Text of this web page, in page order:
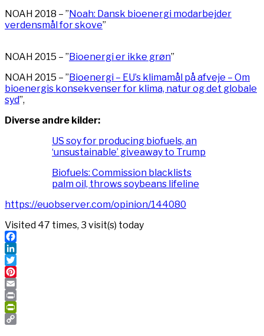
NOAH 2018 – ” Noah: Dansk bioenergi modarbejder
verdensmål for skove”
NOAH 2015 – ” Bioenergi er ikke grøn”
NOAH 2015 – ” Bioenergi – EU’s klimamål på afveje – Om
bioenergis konsekvenser for klima, natur og det globale
syd”,
Diverse andre kilder:
US soy for producing biofuels, an
‘unsustainable’ giveaway to Trump
Biofuels: Commission blacklists
palm oil, throws soybeans lifeline
https://euobserver.com/opinion/144080
Visited 47 times, 3 visit(s) today
Facebook
LinkedIn
Twitter
Pinterest
Email
Print
PrintFriendly